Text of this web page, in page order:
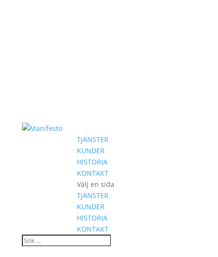
TJÄNSTER
KUNDER
HISTORIA
KONTAKT
Välj en sida
TJÄNSTER
KUNDER
HISTORIA
KONTAKT